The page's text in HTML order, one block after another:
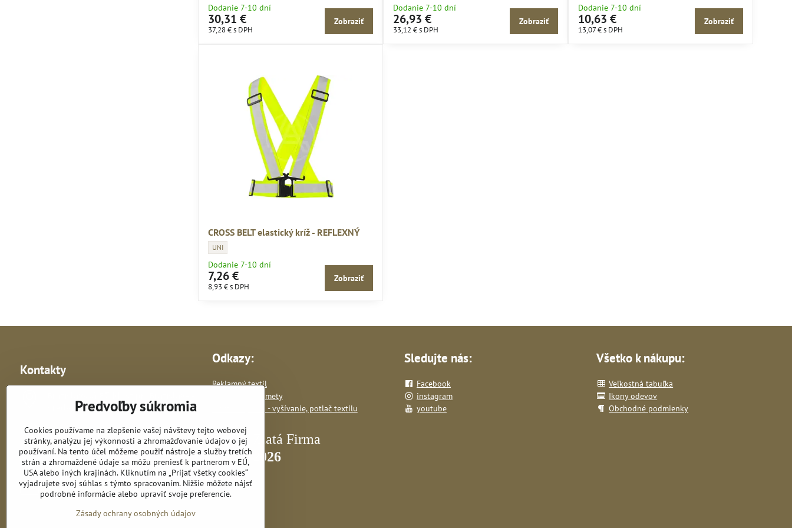
Dodanie 7-10 dní
30,31 €
37,28 €s DPH
Zobraziť
Dodanie 7-10 dní
26,93 €
33,12 €s DPH
Zobraziť
Dodanie 7-10 dní
10,63 €
13,07 €s DPH
Zobraziť
CROSS BELT elastický kríž - REFLEXNÝ
CROSS BELT elastický kríž - REFLEXNÝ - VELKOSTI pracovné oblečenie:
UNI
Dodanie 7-10 dní
7,26 €
8,93 €s DPH
Zobraziť
Kontakty
predajňa
+421 948 278 364
astik​@astik​.sk
obchod​@astik​.sk
Odkazy:
Reklamný textil
Reklamné predmety
Vlastná výroba - vyšívanie, potlač textilu
Sledujte nás:
Facebook
instagram
youtube
Všetko k nákupu:
Veľkostná tabuľka
Ikony odevov
Obchodné podmienky
Predvoľby súkromia
Cookies používame na zlepšenie vašej návštevy tejto webovej
stránky, analýzu jej výkonnosti a zhromažďovanie údajov o jej
používaní. Na tento účel môžeme použiť nástroje a služby tretích
strán a zhromaždené údaje sa môžu preniesť k partnerom v EÚ,
USA alebo iných krajinách. Kliknutím na „Prijať všetky cookies“
vyjadrujete svoj súhlas s týmto spracovaním. Nižšie môžete nájsť
podrobné informácie alebo upraviť svoje preferencie.
Zásady ochrany osobných údajov